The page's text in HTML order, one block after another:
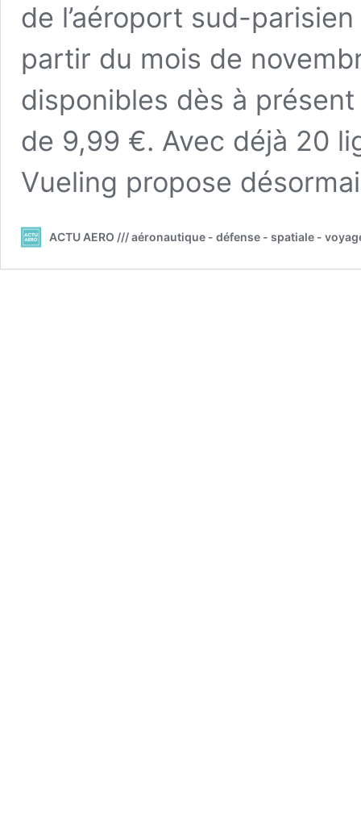
de l’aéroport sud-parisien
partir du mois de
disponibles dès à
de 9,99 €. Avec déjà 20
Vueling propose
ACTU AERO /// aéronautique - défense - spatiale -